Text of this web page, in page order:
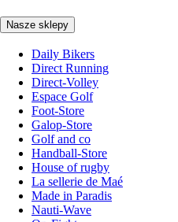
Nasze sklepy
Daily Bikers
Direct Running
Direct-Volley
Espace Golf
Foot-Store
Galop-Store
Golf and co
Handball-Store
House of rugby
La sellerie de Maé
Made in Paradis
Nauti-Wave